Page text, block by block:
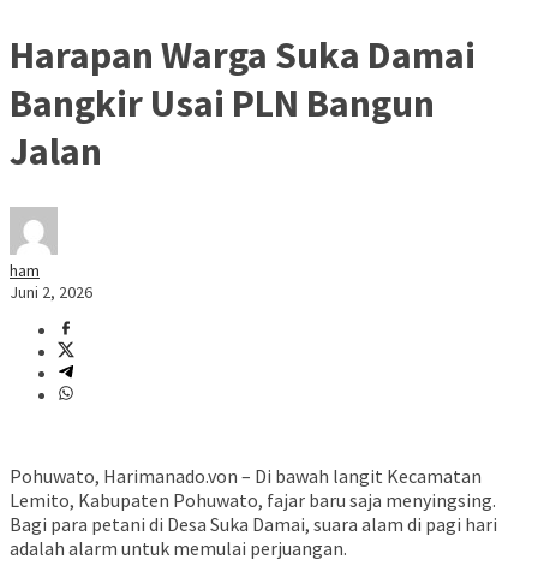
Harapan Warga Suka Damai
Bangkir Usai PLN Bangun
Jalan
ham
Juni 2, 2026
Pohuwato, Harimanado.von – Di bawah langit Kecamatan
Lemito, Kabupaten Pohuwato, fajar baru saja menyingsing.
Bagi para petani di Desa Suka Damai, suara alam di pagi hari
adalah alarm untuk memulai perjuangan.